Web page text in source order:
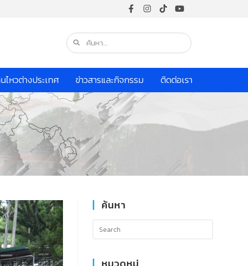
ไหวต่างประเทศ ข่าวสารและกิจกรรม ติดต่อเรา
ค้นหา